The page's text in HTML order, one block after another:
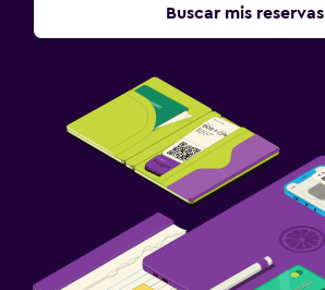
Buscar mis reservas